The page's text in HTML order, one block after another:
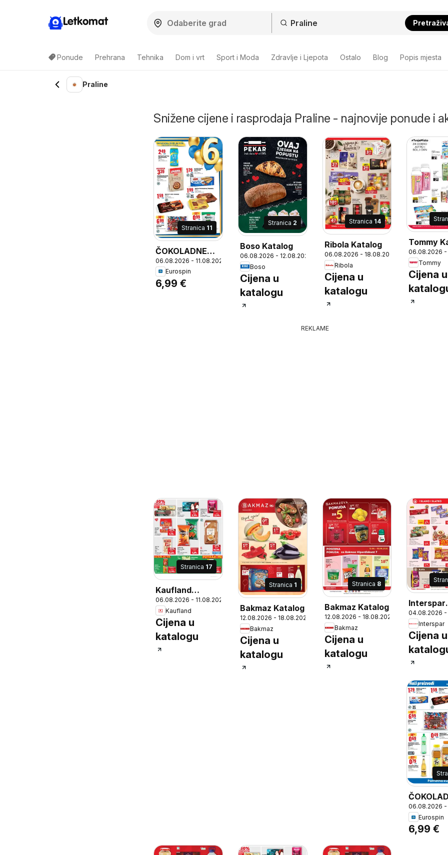
Letkomat
Ponude Prehrana Tehnika Dom i vrt Sport i Moda Zdravlje i Ljepota Ostalo Blog Popis mjesta
Praline
Snižene cijene i rasprodaja Praline - najnovije ponude i
Stranica 11
ČOKOLADNE
PRALINE,
Chocolate
pralines
06.08.2026 - 11.08.2026
Eurospin
6,99 €
Stranica 2
Boso Katalog
06.08.2026 - 12.08.2026
Boso
Cijena u
katalogu
Stranica 14
Ribola Katalog
06.08.2026 - 18.08.2026
Ribola
Cijena u
katalogu
Tommy
06.08.2026 -
Tommy
Cijena u
REKLAME
Stranica 17
Kaufland
Katalog
06.08.2026 - 11.08.2026
Kaufland
Cijena u
katalogu
Stranica 1
Bakmaz Katalog
12.08.2026 - 18.08.2026
Bakmaz
Cijena u
katalogu
Stranica 8
Bakmaz Katalog
12.08.2026 - 18.08.2026
Bakmaz
Cijena u
katalogu
Interspar
Katalog
04.08.2026 -
Interspar
Cijena u
PRALINE,
06.08.2026 -
Eurospin
6,99 €